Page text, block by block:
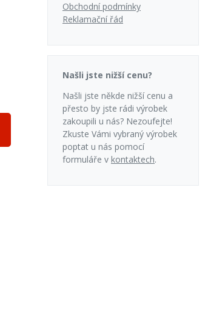
Obchodní podmínky
Reklamační řád
Našli jste nižší cenu?
Našli jste někde nižší cenu a
přesto by jste rádi výrobek
zakoupili u nás? Nezoufejte!
Zkuste Vámi vybraný výrobek
poptat u nás pomocí
formuláře v kontaktech.